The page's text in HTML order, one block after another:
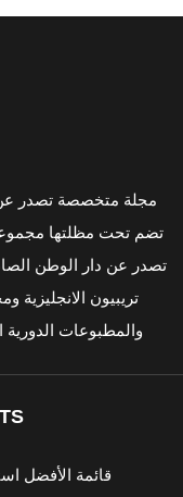
مجلة متخصصة تصدر عن
تضم تحت مظلتها
تصدر عن دار الوطن
تريبيون الانجليزية
والمطبوعات الدورية
قائمة الأفضل